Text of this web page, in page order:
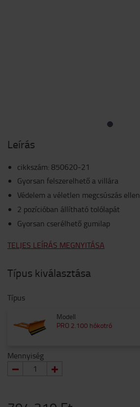
Leírás
cikkszám: 850620-21
Gyorsan felszerelhető a villára
Védelem a véletlen megcsúszás ellen
2 pozícióban állítható tolólapát
Gyorsan cserélhető gumilap
TELJES LEÍRÁS MEGNYITÁSA
Típus kiválasztása
Típus
Modell
PRO 2.100 hókotró
Mennyiség